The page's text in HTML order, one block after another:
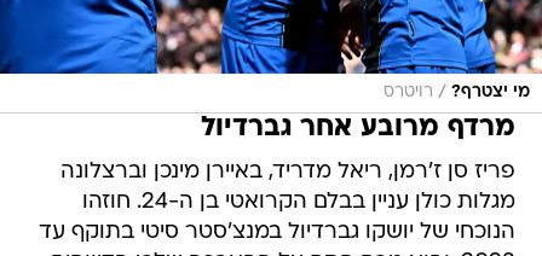
מי יצטרף? / רויטרס
מרדף מרובע אחר גברדיול
פריז סן ז'רמן, ריאל מדריד, באיירן מינכן וברצלונה
מגלות כולן עניין בבלם הקרואטי בן ה-24. חוזהו
הנוכחי של יושקו גברדיול במנצ'סטר סיטי בתוקף עד